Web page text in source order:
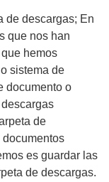
de descargas; En
que nos han
hemos
sistema de
documento o
de
documentos
es guardar las
de descargas.